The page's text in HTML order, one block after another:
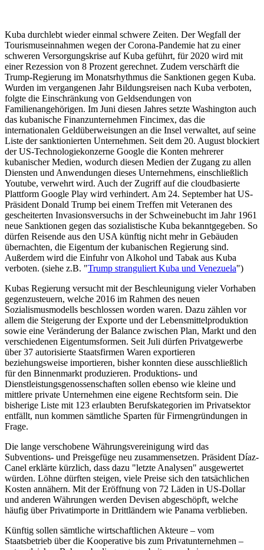
Kuba durchlebt wieder einmal schwere Zeiten. Der Wegfall der
Tourismuseinnahmen wegen der Corona-Pandemie hat zu einer
schweren Versorgungskrise auf Kuba geführt, für 2020 wird mit
einer Rezession von 8 Prozent gerechnet. Zudem verschärft die
Trump-Regierung im Monatsrhythmus die Sanktionen gegen Kuba.
Wurden im vergangenen Jahr Bildungsreisen nach Kuba verboten,
folgte die Einschränkung von Geldsendungen von
Familienangehörigen. Im Juni diesen Jahres setzte Washington auch
das kubanische Finanzunternehmen Fincimex, das die
internationalen Geldüberweisungen an die Insel verwaltet, auf seine
Liste der sanktionierten Unternehmen. Seit dem 20. August blockiert
der US-Technologiekonzerne Google die Konten mehrerer
kubanischer Medien, wodurch diesen Medien der Zugang zu allen
Diensten und Anwendungen dieses Unternehmens, einschließlich
Youtube, verwehrt wird. Auch der Zugriff auf die cloudbasierte
Plattform Google Play wird verhindert. Am 24. September hat US-
Präsident Donald Trump bei einem Treffen mit Veteranen des
gescheiterten Invasionsversuchs in der Schweinebucht im Jahr 1961
neue Sanktionen gegen das sozialistische Kuba bekanntgegeben. So
dürfen Reisende aus den USA künftig nicht mehr in Gebäuden
übernachten, die Eigentum der kubanischen Regierung sind.
Außerdem wird die Einfuhr von Alkohol und Tabak aus Kuba
verboten. (siehe z.B. "Trump stranguliert Kuba und Venezuela")
Kubas Regierung versucht mit der Beschleunigung vieler Vorhaben
gegenzusteuern, welche 2016 im Rahmen des neuen
Sozialismusmodells beschlossen worden waren. Dazu zählen vor
allem die Steigerung der Exporte und der Lebensmittelproduktion
sowie eine Veränderung der Balance zwischen Plan, Markt und den
verschiedenen Eigentumsformen. Seit Juli dürfen Privatgewerbe
über 37 autorisierte Staatsfirmen Waren exportieren
beziehungsweise importieren, bisher konnten diese ausschließlich
für den Binnenmarkt produzieren. Produktions- und
Dienstleistungsgenossenschaften sollen ebenso wie kleine und
mittlere private Unternehmen eine eigene Rechtsform sein. Die
bisherige Liste mit 123 erlaubten Berufskategorien im Privatsektor
entfällt, nun kommen sämtliche Sparten für Firmengründungen in
Frage.
Die lange verschobene Währungsvereinigung wird das
Subventions- und Preisgefüge neu zusammensetzen. Präsident Díaz-
Canel erklärte kürzlich, dass dazu "letzte Analysen" ausgewertet
würden. Löhne dürften steigen, viele Preise sich den tatsächlichen
Kosten annähern. Mit der Eröffnung von 72 Läden in US-Dollar
und anderen Währungen werden Devisen abgeschöpft, welche
häufig über Privatimporte in Drittländern wie Panama verblieben.
Künftig sollen sämtliche wirtschaftlichen Akteure – vom
Staatsbetrieb über die Kooperative bis zum Privatunternehmen –